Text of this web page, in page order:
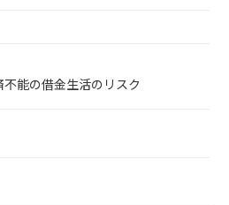
能の借金生活のリスク